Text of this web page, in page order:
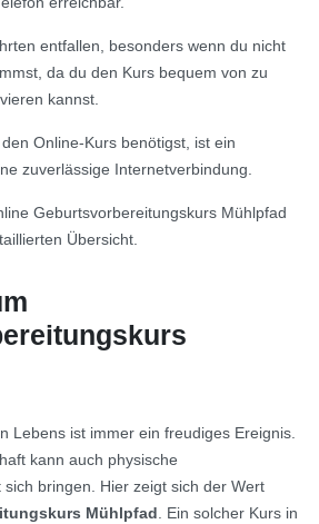
entfallen, besonders wenn du nicht
da du den Kurs bequem von zu
kannst.
Online-Kurs benötigst, ist ein
zuverlässige Internetverbindung.
Geburtsvorbereitungskurs Mühlpfad
Übersicht.
Lebens ist immer ein freudiges Ereignis.
kann auch physische
bringen. Hier zeigt sich der Wert
Mühlpfad. Ein solcher Kurs in